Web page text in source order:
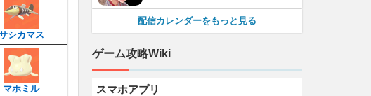
シカマス
マホミル
配信カレンダーをもっと見る
ゲーム攻略Wiki
スマホアプリ